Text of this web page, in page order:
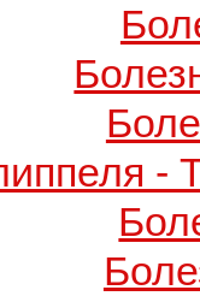
-